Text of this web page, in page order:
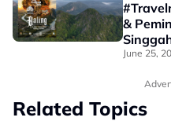
&
Festival
June 25,
Related Topics